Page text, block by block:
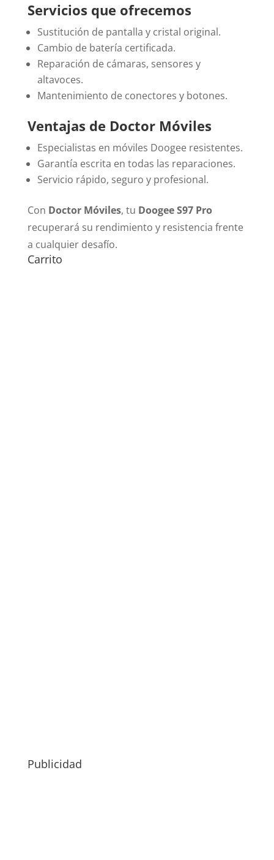
Servicios que ofrecemos
Sustitución de pantalla y cristal original.
Cambio de batería certificada.
Reparación de cámaras, sensores y
altavoces.
Mantenimiento de conectores y botones.
Ventajas de Doctor Móviles
Especialistas en móviles Doogee resistentes.
Garantía escrita en todas las reparaciones.
Servicio rápido, seguro y profesional.
Con Doctor Móviles, tu Doogee S97 Pro
recuperará su rendimiento y resistencia frente
a cualquier desafío.
Carrito
Publicidad